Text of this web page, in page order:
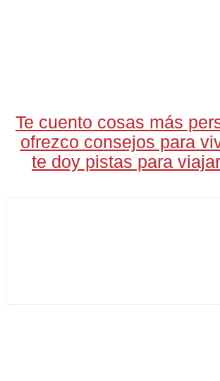
Te cuento cosas más
ofrezco consejos para
te doy pistas para